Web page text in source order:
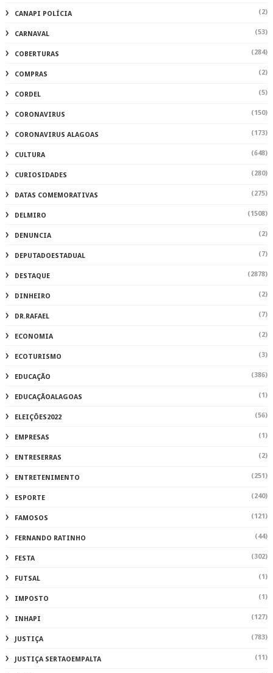
CANAPI POLÍCIA (2)
CARNAVAL (53)
COBERTURAS (284)
COMPRAS (2)
CORDEL (5)
CORONAVIRUS (150)
CORONAVIRUS ALAGOAS (173)
CULTURA (648)
CURIOSIDADES (280)
DATAS COMEMORATIVAS (275)
DELMIRO (1508)
DENUNCIA (2)
DEPUTADOESTADUAL (7)
DESTAQUE (2878)
DINHEIRO (2)
DR.RAFAEL (7)
ECONOMIA (2)
ECOTURISMO (3)
EDUCAÇÃO (386)
EDUCAÇÃOALAGOAS (1)
ELEIÇÕES2022 (56)
EMPRESAS (1)
ENTRESERRAS (2)
ENTRETENIMENTO (251)
ESPORTE (240)
FAMOSOS (121)
FERNANDO RATINHO (44)
FESTA (302)
FUTSAL (1)
IMPOSTO (1)
INHAPI (127)
JUSTIÇA (783)
JUSTIÇA SERTAOEMPALTA (11)